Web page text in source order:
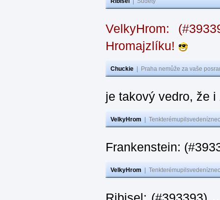
VelkyHrom:
Hromajzlíku!
Chuckie Praha nemůže za vaše
je takový vedro, že
VelkyHrom
Frankenstein:
VelkyHrom